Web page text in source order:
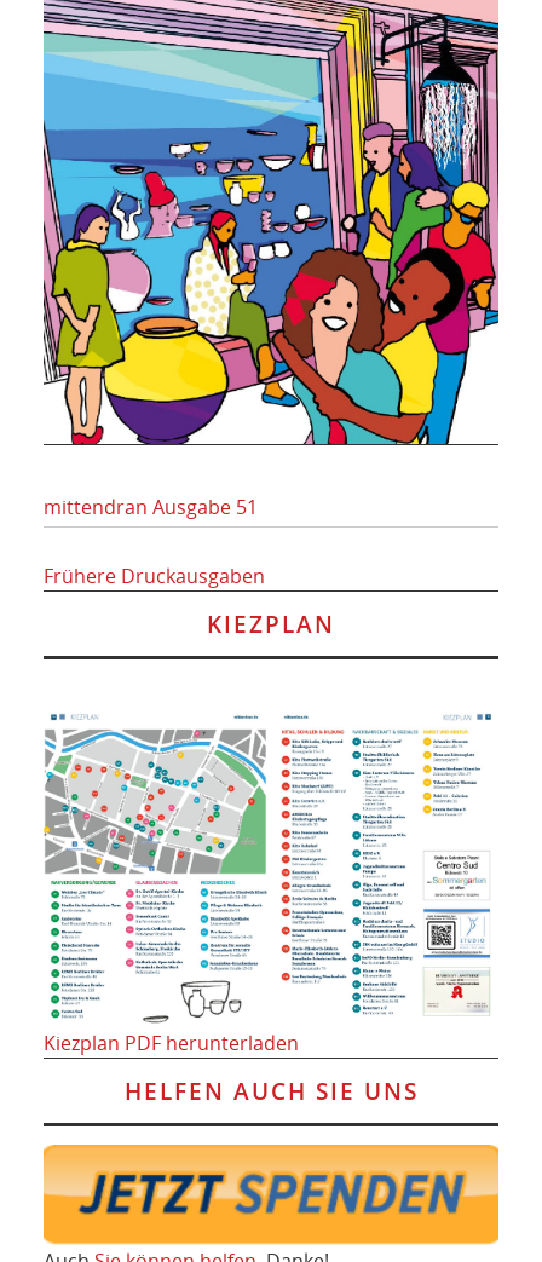
mittendran Ausgabe 51
Frühere Druckausgaben
KIEZPLAN
Kiezplan PDF herunterladen
HELFEN AUCH SIE UNS